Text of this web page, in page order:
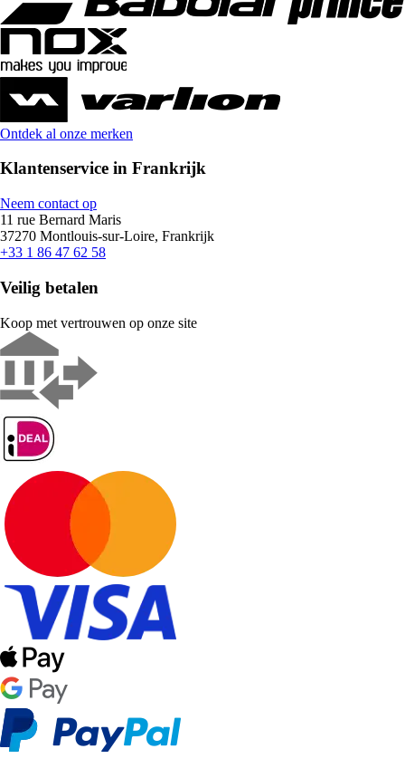
Ontdek al onze merken
Klantenservice in Frankrijk
Neem contact op
11 rue Bernard Maris
37270 Montlouis-sur-Loire, Frankrijk
+33 1 86 47 62 58
Veilig betalen
Koop met vertrouwen op onze site